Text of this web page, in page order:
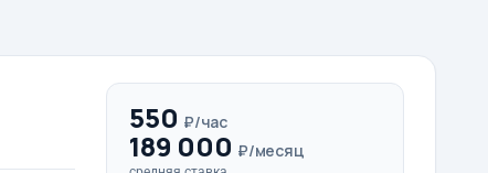
550 ₽/час
189 000 ₽/месяц